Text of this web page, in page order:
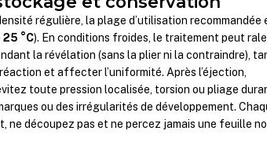
régulière, la plage d’utilisation recommandée
25 °C). En conditions froides, le traitement peut
la révélation (sans la plier ni la contraindre),
et affecter l’uniformité. Après l’éjection,
toute pression localisée, torsion ou pliage
ou des irrégularités de développement.
découpez pas et ne percez jamais une feuille